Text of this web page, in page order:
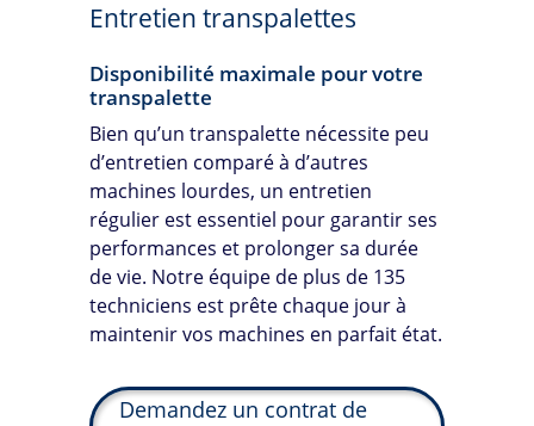
Entretien transpalettes
Disponibilité maximale pour votre
transpalette
Bien qu’un transpalette nécessite peu
d’entretien comparé à d’autres
machines lourdes, un entretien
régulier est essentiel pour garantir ses
performances et prolonger sa durée
de vie. Notre équipe de plus de 135
techniciens est prête chaque jour à
maintenir vos machines en parfait état.
Demandez un contrat de